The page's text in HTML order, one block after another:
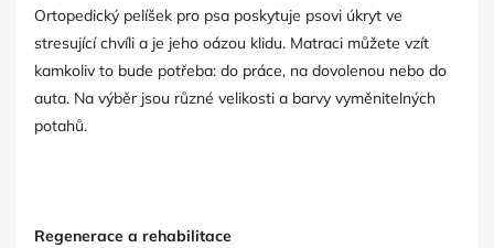
Ortopedický pelíšek pro psa poskytuje psovi úkryt ve
stresující chvíli a je jeho oázou klidu. Matraci můžete vzít
kamkoliv to bude potřeba: do práce, na dovolenou nebo do
auta. Na výběr jsou různé velikosti a barvy vyměnitelných
potahů.
Regenerace a rehabilitace